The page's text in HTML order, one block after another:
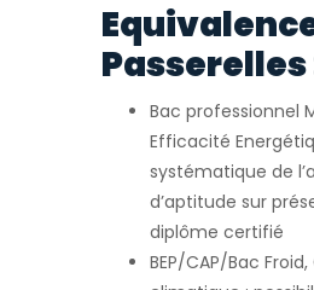
Passerelles
Bac professionnel
Efficacité
systématique de
d’aptitude sur
diplôme certifié
BEP/CAP/Bac